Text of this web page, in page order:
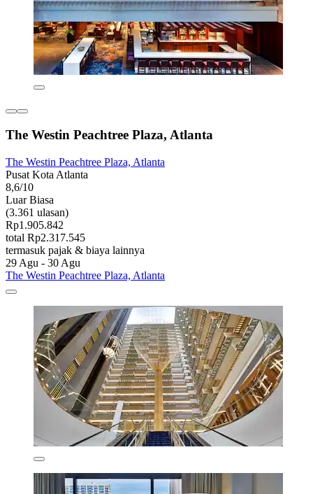
The Westin Peachtree Plaza, Atlanta
The Westin Peachtree Plaza, Atlanta
Pusat Kota Atlanta
8,6/10
Luar Biasa
(3.361 ulasan)
Rp1.905.842
total Rp2.317.545
termasuk pajak & biaya lainnya
29 Agu - 30 Agu
The Westin Peachtree Plaza, Atlanta